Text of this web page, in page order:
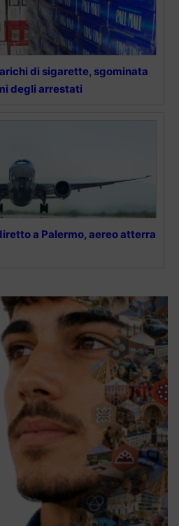
di sigarette, sgominata
degli arrestati
a Palermo, aereo atterra